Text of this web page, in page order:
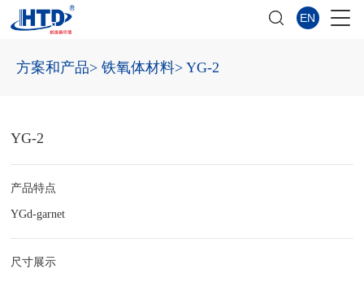
EN
方案和产品> 铁氧体材料> YG-2
YG-2
产品特点
YGd-garnet
尺寸展示